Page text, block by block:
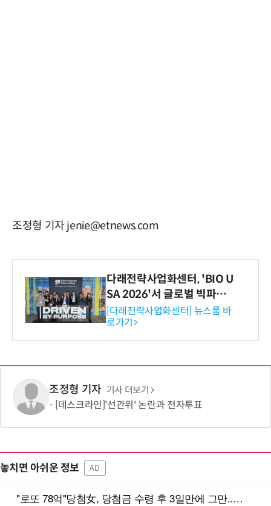
조정형 기자 jenie@etnews.com
다래전략사업화센터, 'BIO U
SA 2026'서 글로벌 빅파마
와의 비즈니스 미팅 지원…K
-바이오 해외 진출 교두보 확
보
[다래전략사업화센터] 뉴스룸 바
로가기>
조정형 기자 기사 더보기
[데스크라인]'선관위' 논란과 전자투표
놓치면 아쉬운 정보 AD